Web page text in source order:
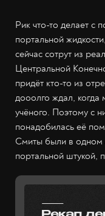
Рик что-то делает с
портальной
сейчас сотрут из
Центральной
придёт кто-то из
дооолго ждал, когда
учёного. Поэтому с
понадобилась её
Смиты были в одном
портальной штукой,